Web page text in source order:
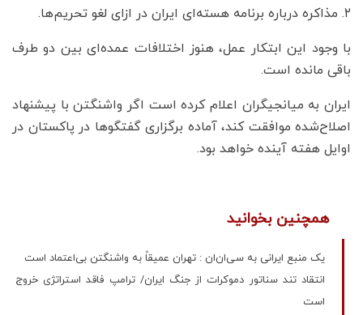
۲. مذاکره درباره برنامه هسته‌ای ایران در ازای لغو تحریم‌ها.
با وجود این ابتکار عمل، هنوز اختلافات عمده‌ای بین دو طرف
باقی مانده است.
ایران به میانجیگران اعلام کرده است اگر واشنگتن با پیشنهاد
اصلاح‌شده موافقت کند، آماده برگزاری گفتگوها در پاکستان در
اوایل هفته آینده خواهد بود.
همچنین بخوانید
یک منبع ایرانی به سی‌ان‌ان : تهران عمیقاً به واشنگتن بی‌اعتماد است
انتقاد تند سناتور دموکرات از جنگ ایران/ ترامپ فاقد استراتژی خروج
است